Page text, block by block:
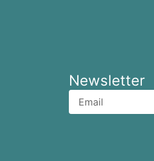
Newsletter